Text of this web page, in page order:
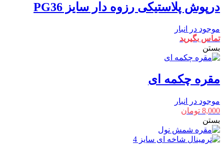
درپوش پلاستیکی رزوه دار سایز PG36
موجود در انبار
تماس بگیرید
بستن
مقره چکمه ای
موجود در انبار
8,000 تومان
بستن